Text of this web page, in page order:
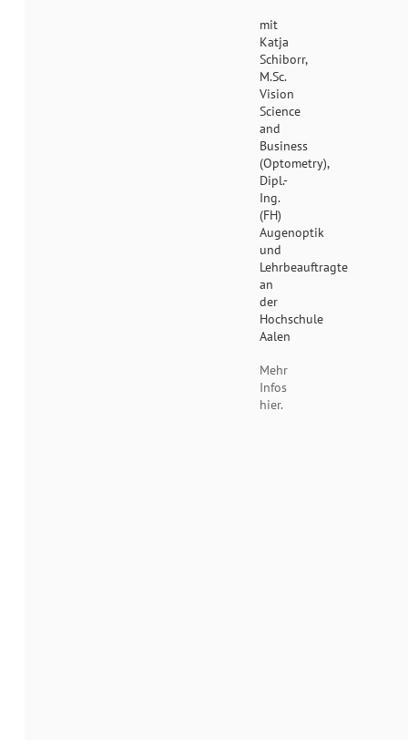
mit
Katja
Schiborr,
M.Sc.
Vision
Science
and
Business
(Optometry),
Dipl.-
Ing.
(FH)
Augenoptik
und
Lehrbeauftragte
an
der
Hochschule
Aalen
Mehr
Infos
hier.